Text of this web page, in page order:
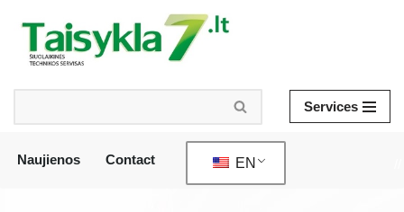
Skip
content
Services
Naujienos Contact EN